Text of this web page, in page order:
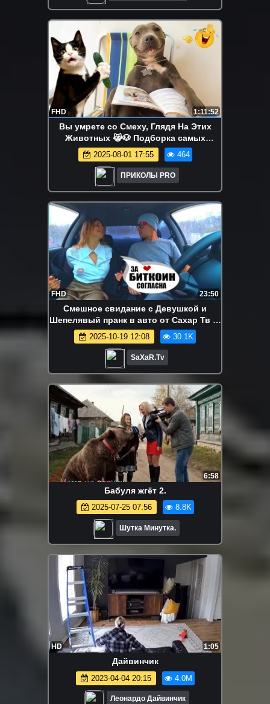
FHD 1:11:52
Вы умрете со Смеху, Глядя На Этих
Животных 😹🐶 Подборка самых
смешных моментов с кошками и
собаками 🤣
2025-08-01 17:55 464
ПРИКОЛЫ PRO
FHD 23:50
Смешное свидание с Девушкой и
Шепелявый пранк в авто от Сахар Тв 🤣
Прикол юмор
2025-10-19 12:08 30.1K
SaXaR.Tv
6:58
Бабуля жгëт 2.
2025-07-25 07:56 8.8K
Шутка Минутка.
HD 1:05
Дайвинчик
2023-04-04 20:15 4.0M
Леонардо Дайвинчик